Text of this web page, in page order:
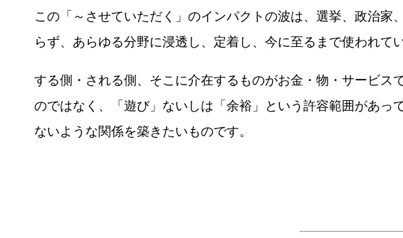
この「～させていただく」のインパクトの波は、選挙、政治
らず、あらゆる分野に浸透し、定着し、今に至るまで使われて
する側・される側、そこに介在するものがお金・物・サービス
のではなく、「遊び」ないしは「余裕」という許容範囲があ
ないような関係を築きたいものです。